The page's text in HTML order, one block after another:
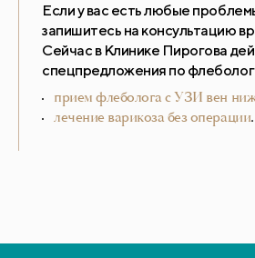
Если у вас есть любые
запишитесь на консультацию
Сейчас в Клинике Пирогова
спецпредложения по
прием флеболога с УЗИ вен
лечение варикоза без операции.